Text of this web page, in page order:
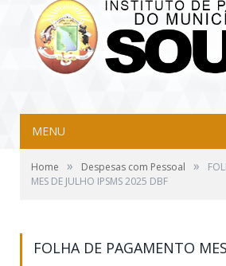
MENU
Home » Despesas com Pessoal »
MES DE JULHO IPSMS 2025 DBF
FOLHA DE PAGAMENTO